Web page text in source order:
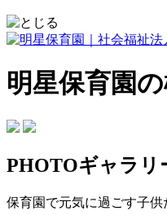
明星保育園
PHOTOギャラリ
保育園で元気に過ごす子供